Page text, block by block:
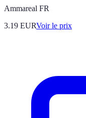
Ammareal FR
3.19 EURVoir le prix